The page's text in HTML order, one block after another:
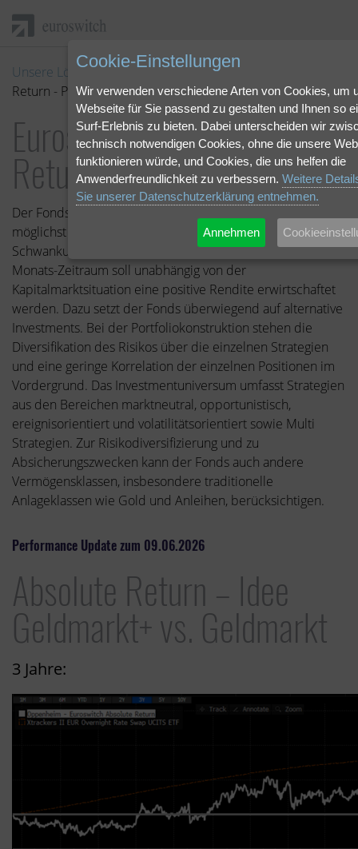
Unsere Lösungen|Unsere Fonds| Euroswitch Absolute
Return - Performance Update
Euroswitch Absolute
Return
Der Fonds zielt auf einen realen Vermögenserhalt und
möglichst kontinuierliche Wertzuwächse bei geringer
Schwankungsanfälligkeit. Über einen rollierenden 12-
Monats-Zeitraum soll unabhängig von der
Kapitalmarktsituation eine positive Rendite erwirtschaftet
werden. Dazu setzt der Fonds überwiegend auf alternative
Investments. Bei der Portfoliokonstruktion stehen die
Diversifikation des Risikos über die einzelnen Strategien
und eine geringe Korrelation der einzelnen Positionen im
Vordergrund. Das Investmentuniversum umfasst Strategien
aus den Bereichen marktneutral, opportunistisch,
ereignisorientiert und volatilitätsorientiert sowie Multi
Strategien. Zur Risikodiversifizierung und zu
Absicherungszwecken kann der Fonds auch andere
Vermögensklassen, insbesondere traditionelle
Anlageklassen wie Gold und Anleihen, berücksichtigen.
Performance Update zum 09.06.2026
Absolute Return – Idee
Geldmarkt+ vs. Geldmarkt
3 Jahre:
Cookie-Einstellungen
Wir verwenden verschiedene Arten von Cookies, um
Webseite für Sie passend zu gestalten und Ihnen so
Surf-Erlebnis zu bieten. Dabei unterscheiden wir
technisch notwendigen Cookies, ohne die unsere
funktionieren würde, und Cookies, die uns helfen die
Anwenderfreundlichkeit zu verbessern. Weitere
Sie unserer Datenschutzerklärung entnehmen.
Annehmen